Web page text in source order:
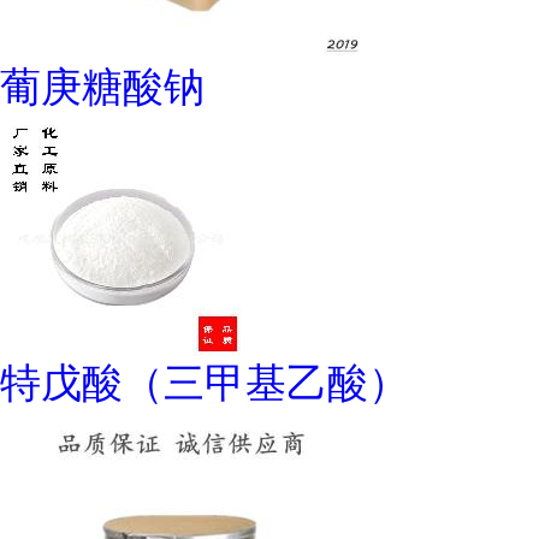
葡庚糖酸钠
特戊酸（三甲基乙酸）